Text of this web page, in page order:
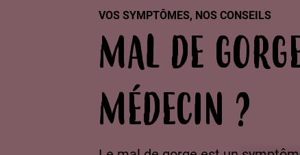
VOS SYMPTÔMES, NOS CONSEILS
MAL DE
MÉDECIN ?